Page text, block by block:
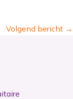
Volgend bericht →